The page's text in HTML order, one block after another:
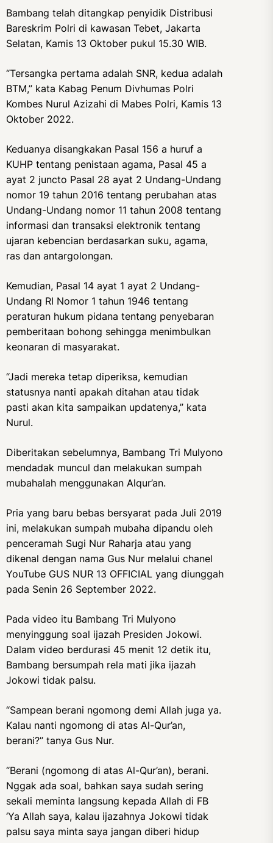
Bambang telah ditangkap penyidik Distribusi
Bareskrim Polri di kawasan Tebet, Jakarta
Selatan, Kamis 13 Oktober pukul 15.30 WIB.
“Tersangka pertama adalah SNR, kedua adalah
BTM,” kata Kabag Penum Divhumas Polri
Kombes Nurul Azizahi di Mabes Polri, Kamis 13
Oktober 2022.
Keduanya disangkakan Pasal 156 a huruf a
KUHP tentang penistaan agama, Pasal 45 a
ayat 2 juncto Pasal 28 ayat 2 Undang-Undang
nomor 19 tahun 2016 tentang perubahan atas
Undang-Undang nomor 11 tahun 2008 tentang
informasi dan transaksi elektronik tentang
ujaran kebencian berdasarkan suku, agama,
ras dan antargolongan.
Kemudian, Pasal 14 ayat 1 ayat 2 Undang-
Undang RI Nomor 1 tahun 1946 tentang
peraturan hukum pidana tentang penyebaran
pemberitaan bohong sehingga menimbulkan
keonaran di masyarakat.
“Jadi mereka tetap diperiksa, kemudian
statusnya nanti apakah ditahan atau tidak
pasti akan kita sampaikan updatenya,” kata
Nurul.
Diberitakan sebelumnya, Bambang Tri Mulyono
mendadak muncul dan melakukan sumpah
mubahalah menggunakan Alqur’an.
Pria yang baru bebas bersyarat pada Juli 2019
ini, melakukan sumpah mubaha dipandu oleh
penceramah Sugi Nur Raharja atau yang
dikenal dengan nama Gus Nur melalui chanel
YouTube GUS NUR 13 OFFICIAL yang diunggah
pada Senin 26 September 2022.
Pada video itu Bambang Tri Mulyono
menyinggung soal ijazah Presiden Jokowi.
Dalam video berdurasi 45 menit 12 detik itu,
Bambang bersumpah rela mati jika ijazah
Jokowi tidak palsu.
“Sampean berani ngomong demi Allah juga ya.
Kalau nanti ngomong di atas Al-Qur’an,
berani?” tanya Gus Nur.
“Berani (ngomong di atas Al-Qur’an), berani.
Nggak ada soal, bahkan saya sudah sering
sekali meminta langsung kepada Allah di FB
‘Ya Allah saya, kalau ijazahnya Jokowi tidak
palsu saya minta saya jangan diberi hidup